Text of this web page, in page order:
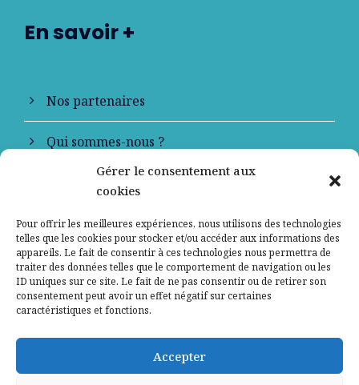
Gérer le consentement aux
cookies
Pour offrir les meilleures expériences, nous utilisons des technologies
telles que les cookies pour stocker et/ou accéder aux informations des
appareils. Le fait de consentir à ces technologies nous permettra de
traiter des données telles que le comportement de navigation ou les
ID uniques sur ce site. Le fait de ne pas consentir ou de retirer son
consentement peut avoir un effet négatif sur certaines
caractéristiques et fonctions.
Accepter
En savoir +
Nos partenaires
Qui sommes-nous ?
Contactez-nous
Mentions légales
Politique de confidentialité